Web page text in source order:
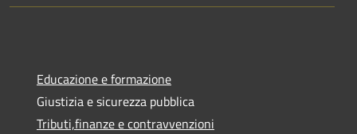
Educazione e formazione
Giustizia e sicurezza pubblica
Tributi,finanze e contravvenzioni